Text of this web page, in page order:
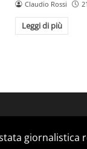
Claudio Rossi
Leggi di più
giornalistica